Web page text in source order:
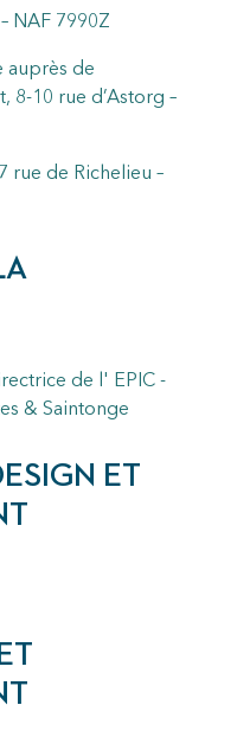
NAF 7990Z
auprès de
8-10 rue d’Astorg –
rue de Richelieu –
de l' EPIC -
& Saintonge
ET